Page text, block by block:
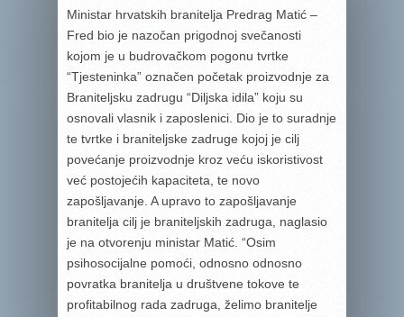
Ministar hrvatskih branitelja Predrag Matić –
Fred bio je nazočan prigodnoj svečanosti
kojom je u budrovačkom pogonu tvrtke
“Tjesteninka” označen početak proizvodnje za
Braniteljsku zadrugu “Diljska idila” koju su
osnovali vlasnik i zaposlenici. Dio je to suradnje
te tvrtke i braniteljske zadruge kojoj je cilj
povećanje proizvodnje kroz veću iskoristivost
već postojećih kapaciteta, te novo
zapošljavanje. A upravo to zapošljavanje
branitelja cilj je braniteljskih zadruga, naglasio
je na otvorenju ministar Matić. “Osim
psihosocijalne pomoći, odnosno odnosno
povratka branitelja u društvene tokove te
profitabilnog rada zadruga, želimo branitelje